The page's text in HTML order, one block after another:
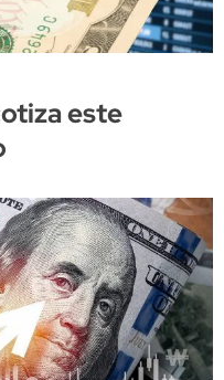
este